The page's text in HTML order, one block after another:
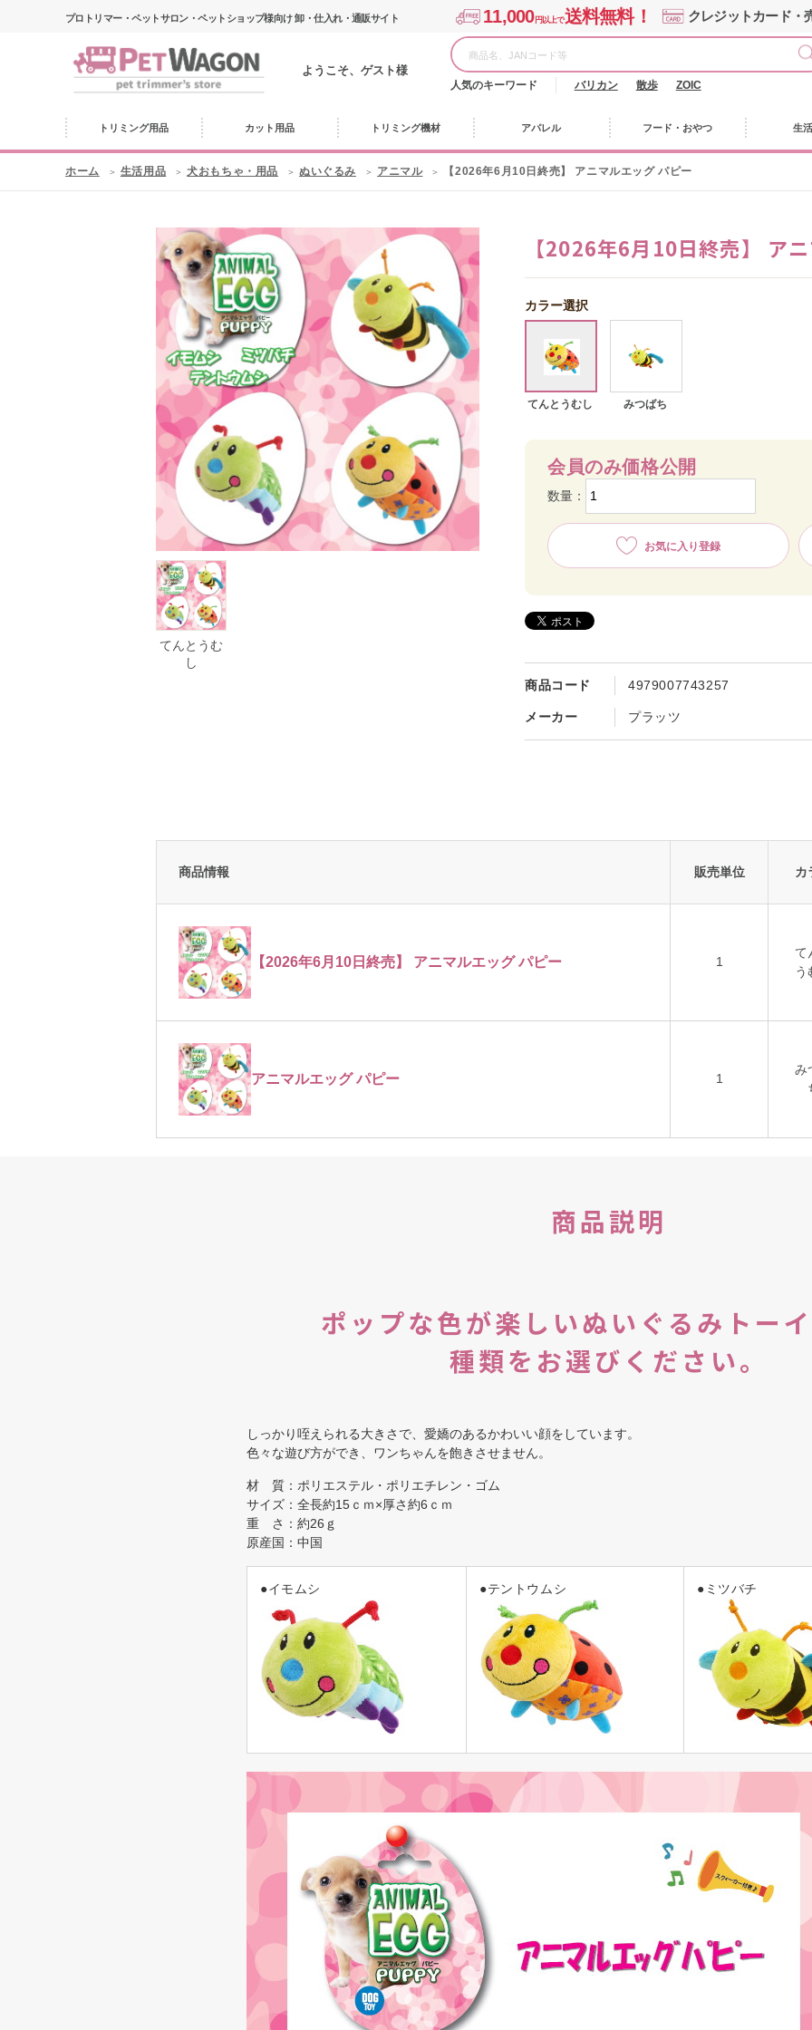
プロトリマー・ペットサロン・ペットショップ様向け 卸・仕入れ・通販サイト 11,000円以上で送料無料！ クレジットカード・
ようこそ、ゲスト様
人気のキーワード バリカン 散歩 ZOIC
トリミング用品 カット用品 トリミング機材 アパレル フード・おやつ 生
ホーム 生活用品 犬おもちゃ・用品 ぬいぐるみ アニマル 【2026年6月10日終売】 アニマルエッグ パピー
てんとうむ
し
【2026年6月10日終売】 ア
商品コード 4979007743257
メーカー プラッツ
カラー選択
てんとうむし みつばち
会員のみ価格公開
数量：
お気に入り登録
商品情報 販売単位 カ
【2026年6月10日終売】 アニマルエッグ パピー 1
て
う
アニマルエッグ パピー 1
み
商品説明
ポップな色が楽しいぬいぐるみトー
種類をお選びください。
しっかり咥えられる大きさで、愛嬌のあるかわいい顔をしています。
色々な遊び方ができ、ワンちゃんを飽きさせません。
材 質：ポリエステル・ポリエチレン・ゴム
サイズ：全長約15ｃｍ×厚さ約6ｃｍ
重 さ：約26ｇ
原産国：中国
●イモムシ ●テントウムシ ●ミツバチ